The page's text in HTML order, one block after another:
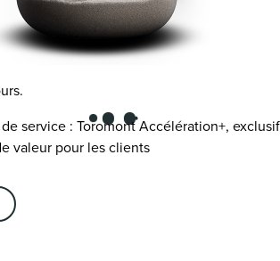
service : Toromont Accélération+, exclusif
valeur pour les clients